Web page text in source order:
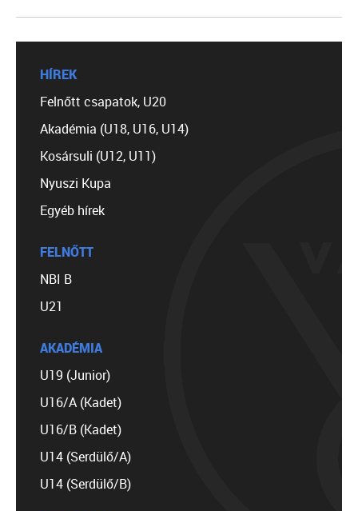
HÍREK
Felnőtt csapatok, U20
Akadémia (U18, U16, U14)
Kosársuli (U12, U11)
Nyuszi Kupa
Egyéb hírek
FELNŐTT
NBI B
U21
AKADÉMIA
U19 (Junior)
U16/A (Kadet)
U16/B (Kadet)
U14 (Serdülő/A)
U14 (Serdülő/B)